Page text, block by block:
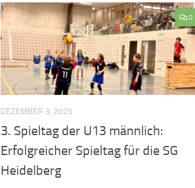
0
DEZEMBER 3, 2025
3. Spieltag der U13 männlich:
Erfolgreicher Spieltag für die SG
Heidelberg